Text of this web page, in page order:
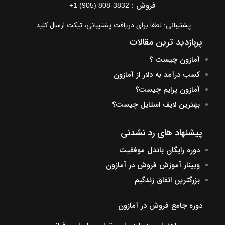
فروش : +1 (905) 808-3832
پشتیبانی: لطفاً برای دریافت پشتیبانی، تیکت ارسال کنید.
پربازدید ترین مقالات
آمازون چیست ؟
کسب درآمد به دلار از آمازون
آمازون پرایم چیست؟
بهترین لایف استایل چیست؟
پیشنهاد های رد نشدنی
دوره رایگان باندل موفقیت
وبینار آموزش فروش در آمازون
بزرگترین اتفاق زندگیم
دوره جامع فروش در آمازون